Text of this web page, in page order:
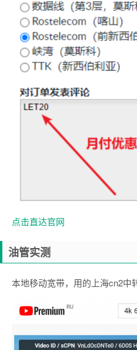
点击直达官网
油管实测
本地移动宽带，用的上海cn2中